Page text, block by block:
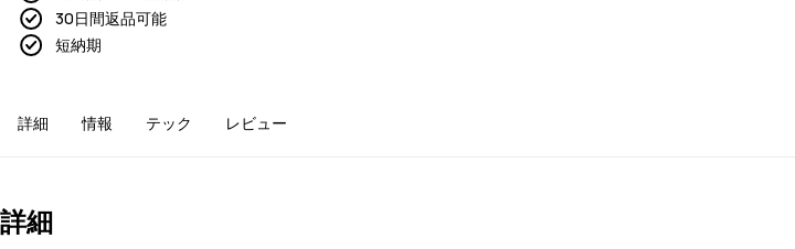
30日間返品可能
短納期
詳細 情報 テック レビュー
詳細